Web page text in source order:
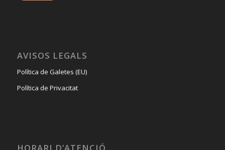
AVISOS LEGALS
Política de Galetes (EU)
Política de Privacitat